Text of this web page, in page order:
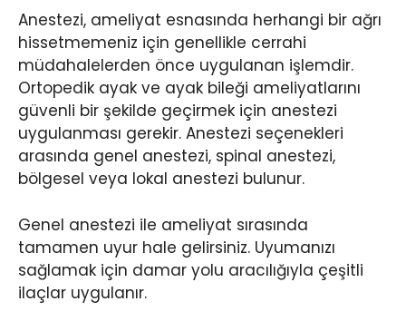
Anestezi, ameliyat esnasında herhangi bir ağrı
hissetmemeniz için genellikle cerrahi
müdahalelerden önce uygulanan işlemdir.
Ortopedik ayak ve ayak bileği ameliyatlarını
güvenli bir şekilde geçirmek için anestezi
uygulanması gerekir. Anestezi seçenekleri
arasında genel anestezi, spinal anestezi,
bölgesel veya lokal anestezi bulunur.
Genel anestezi ile ameliyat sırasında
tamamen uyur hale gelirsiniz. Uyumanızı
sağlamak için damar yolu aracılığıyla çeşitli
ilaçlar uygulanır.